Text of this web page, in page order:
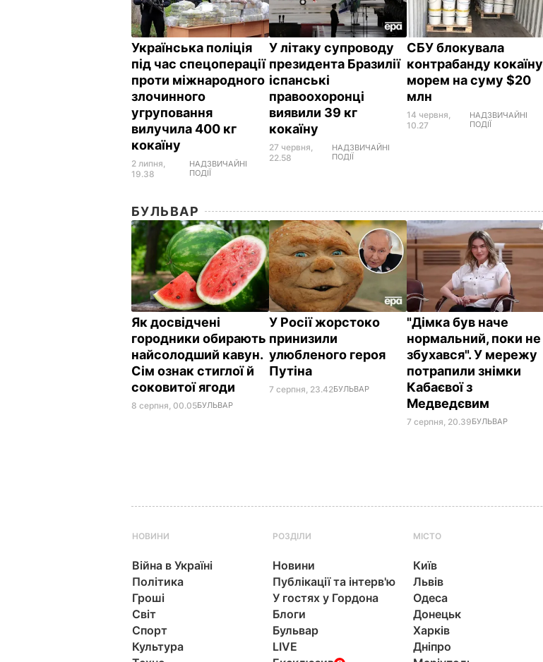
Українська поліція
під час спецоперації
проти міжнародного
злочинного
угруповання
вилучила 400 кг
кокаїну
2 липня,
19.38
НАДЗВИЧАЙНІ
ПОДІЇ
У літаку супроводу
президента Бразилії
іспанські
правоохоронці
виявили 39 кг
кокаїну
27 червня,
22.58
НАДЗВИЧАЙНІ
ПОДІЇ
СБУ блокувала
контрабанду кокаїну
морем на суму $20
млн
14 червня,
10.27
НАДЗВИЧАЙНІ
ПОДІЇ
БУЛЬВАР
Як досвідчені
городники обирають
найсолодший кавун.
Сім ознак стиглої й
соковитої ягоди
8 серпня, 00.05БУЛЬВАР
У Росії жорстоко
принизили
улюбленого героя
Путіна
7 серпня, 23.42БУЛЬВАР
"Дімка був наче
нормальний, поки не
збухався". У мережу
потрапили знімки
Кабаєвої з
Медведєвим
7 серпня, 20.39БУЛЬВАР
НОВИНИ
Війна в Україні
Політика
Гроші
Світ
Спорт
Культура
РОЗДІЛИ
Новини
Публікації та інтерв'ю
У гостях у Гордона
Блоги
Бульвар
LIVE
МІСТО
Київ
Львів
Одеса
Донецьк
Харків
Дніпро